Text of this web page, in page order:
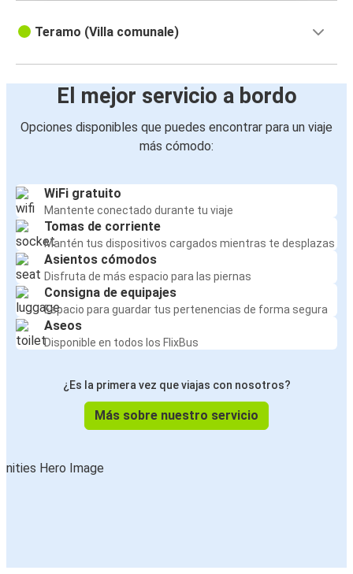
Teramo (Villa comunale)
El mejor servicio a bordo
Opciones disponibles que puedes encontrar para un viaje
más cómodo:
WiFi gratuito
Mantente conectado durante tu viaje
Tomas de corriente
Mantén tus dispositivos cargados mientras te desplazas
Asientos cómodos
Disfruta de más espacio para las piernas
Consigna de equipajes
Espacio para guardar tus pertenencias de forma segura
Aseos
Disponible en todos los FlixBus
¿Es la primera vez que viajas con nosotros?
Más sobre nuestro servicio